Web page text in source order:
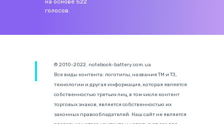
на основе 522
голосов.
© 2010-2022. notebook-battery.com.ua
Все виды контента: логотипы, названия ТМ и ТЗ,
технологии и другая информация, которая является
собственностью третьих лиц, в том числе контент
торговых знаков, является собственностью их
законных правообладателей. Наш сайт не является